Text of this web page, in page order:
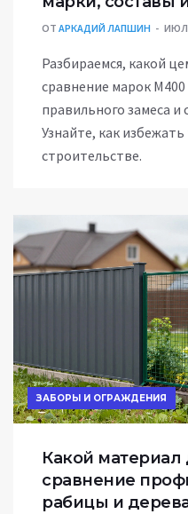
ОТ АРКАДИЙ ЛАПШИН ИЮЛ,
Разбираемся, какой
сравнение марок
правильного замеса
Узнайте, как
строительстве.
ЗАБОРЫ И ОГРАЖДЕНИЯ
Какой материал
сравнение
рабицы и